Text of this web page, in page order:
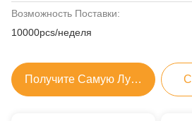
Возможность Поставки:
10000pcs/неделя
Получите Самую Лучшую Цену